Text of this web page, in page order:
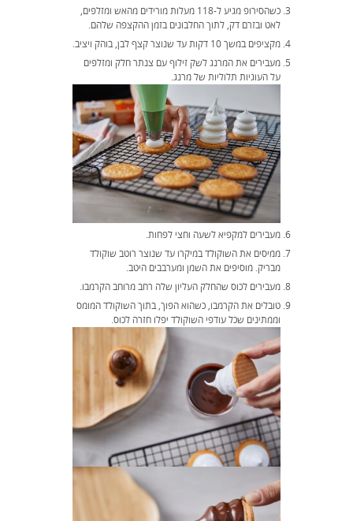
כשהסירופ מגיע ל-118 מעלות מורידים מהאש ומזלפים,
לאט ובזרם דק, לתוך החלבונים בזמן ההקצפה שלהם.
מקציפים במשך 10 דקות עד שנוצר קצף לבן, בוהק ויציב.
מעבירים את המרנג לשק זילוף עם צנתר חלק ומזלפים
על העוגיות תלוליות של מרנג.
מעבירים למקפיא לשעה וחצי לפחות.
ממיסים את השוקולד במיקרו עד שנוצר רוטב שוקולד
מבריק. מוסיפים את השמן ומערבבים היטב.
מעבירים לכוס שהחלק העליון שלה רחב מרוחב הקרמבו.
טובלים את הקרמבו, כשהוא הפוך, בתוך השוקולד המומס
וממתינים שכל עודפי השוקולד יפלו חזרה לכוס.